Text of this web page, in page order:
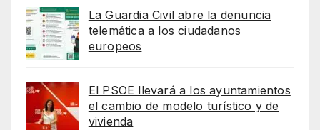
La Guardia Civil abre la denuncia
telemática a los ciudadanos
europeos
El PSOE llevará a los ayuntamientos
el cambio de modelo turístico y de
vivienda